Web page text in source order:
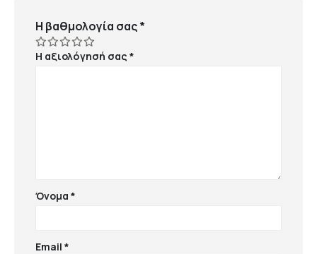
Η βαθμολογία σας*
Η αξιολόγησή σας*
Όνομα*
Email*